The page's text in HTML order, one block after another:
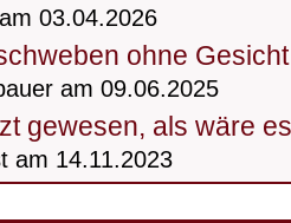
03.04.2026
ohne Gesicht
am 09.06.2025
gewesen, als wäre
am 14.11.2023